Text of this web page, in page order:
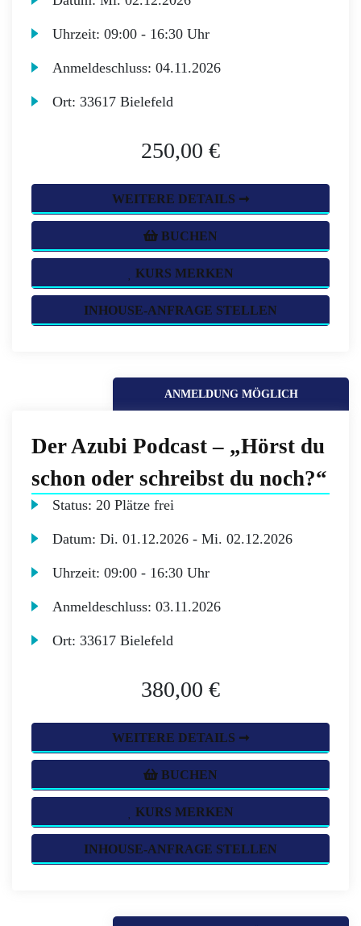
Uhrzeit:09:00 - 16:30 Uhr
Anmeldeschluss:04.11.2026
Ort:33617 Bielefeld
250,00 €
WEITERE DETAILS ➞
BUCHEN
KURS MERKEN
INHOUSE-ANFRAGE STELLEN
ANMELDUNG MÖGLICH
Der Azubi Podcast – „Hörst du
schon oder schreibst du noch?“
Status:20 Plätze frei
Datum:Di. 01.12.2026 -Mi. 02.12.2026
Uhrzeit:09:00 - 16:30 Uhr
Anmeldeschluss:03.11.2026
Ort:33617 Bielefeld
380,00 €
WEITERE DETAILS ➞
BUCHEN
KURS MERKEN
INHOUSE-ANFRAGE STELLEN